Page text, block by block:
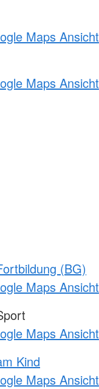
Maps Ansicht
Maps Ansicht
(BG)
Maps Ansicht
Maps Ansicht
Kind
Maps Ansicht